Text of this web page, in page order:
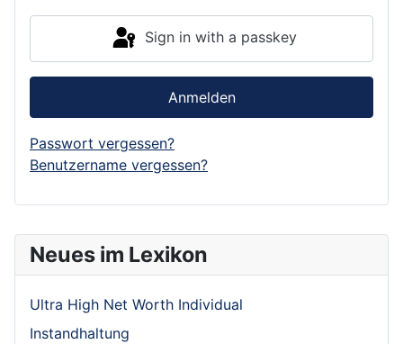
Neues im Lexikon
Ultra High Net Worth Individual
Instandhaltung
Sign in with a passkey
Anmelden
Passwort vergessen?
Benutzername vergessen?